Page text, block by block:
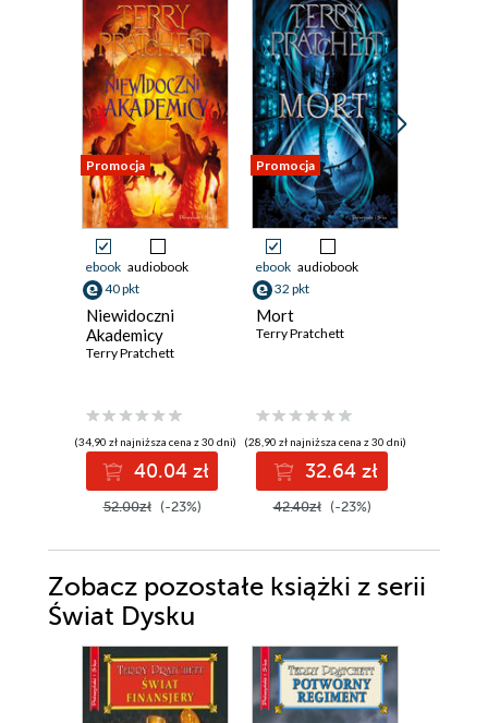
Promocja
ebook audiobook
40 pkt
Niewidoczni
Akademicy
Terry Pratchett
(34,90 zł najniższa cena z 30 dni)
40.04 zł
52.00zł (-23%)
Promocja
ebook audiobook
32 pkt
Mort
Terry Pratchett
(28,90 zł najniższa cena z 30 dni)
32.64 zł
42.40zł (-23%)
Zobacz pozostałe książki z serii
Świat Dysku